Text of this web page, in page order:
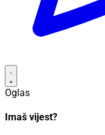
Oglas
Imaš vijest?